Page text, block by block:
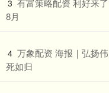
3 有富策略配资 利好来
8月
4 万象配资 海报｜弘扬
死如归